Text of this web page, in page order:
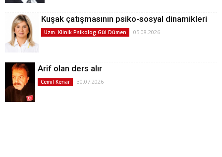
Kuşak çatışmasının psiko-sosyal dinamikleri
Uzm. Klinik Psikolog Gül Dümen 05.08.2026
Arif olan ders alır
Cemil Kenar 30.07.2026